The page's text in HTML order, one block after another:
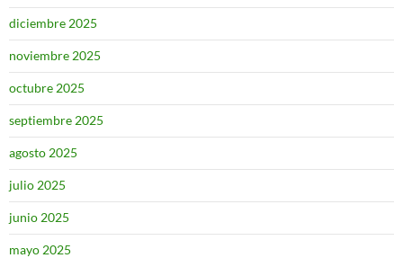
diciembre 2025
noviembre 2025
octubre 2025
septiembre 2025
agosto 2025
julio 2025
junio 2025
mayo 2025